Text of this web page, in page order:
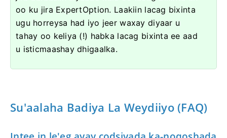
lacag bixinta - sida kaararka deynta, waxaa
jira daraasiin siyaabo kale oo lacag bixinta ah
oo ku jira ExpertOption. Laakiin lacag bixinta
ugu horreysa had iyo jeer waxay diyaar u
u isticmaashay dhigaalka.
Su'aalaha Badiya La Weydiiyo (FAQ)